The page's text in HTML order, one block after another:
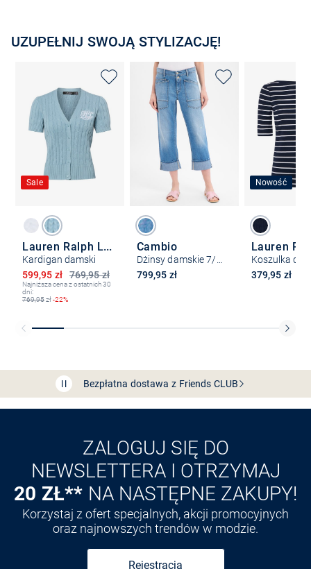
UZUPEŁNIJ SWOJĄ STYLIZACJĘ!
Sale
Lauren Ralph Lauren
Kardigan damski
769,95 zł
Obniżona cena
599,95 zł
Najniższa cena z ostatnich 30
dni:
769,95zł-22%
Cambio
799,95 zł
Nowość
Koszulka
379,95 zł
Przedłużenie czasu zwrotu towaru: 60 dni
ZALOGUJ SIĘ DO
NEWSLETTERA I OTRZYMAJ
20 ZŁ** NA NASTĘPNE ZAKUPY!
Korzystaj z ofert specjalnych, akcji promocyjnych
oraz najnowszych trendów w modzie.
Rejestracja